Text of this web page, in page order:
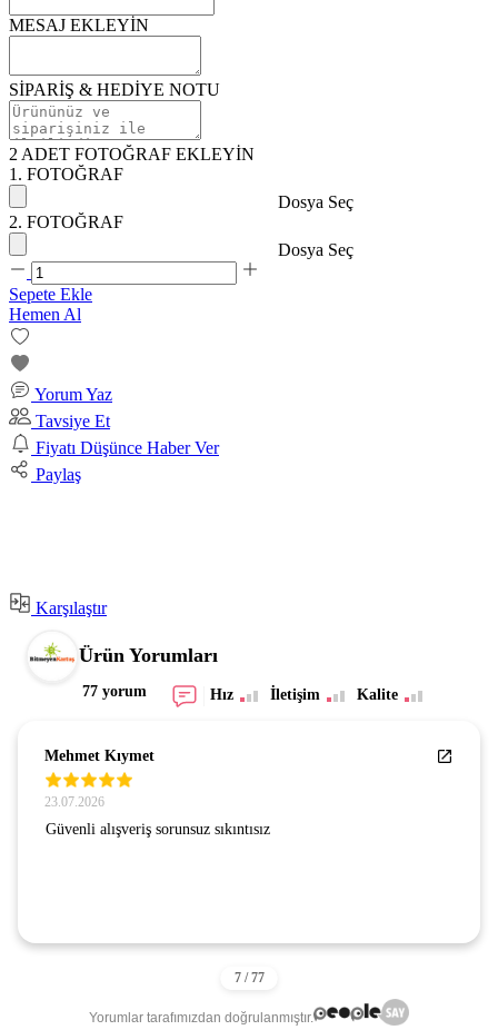
MESAJ EKLEYİN
SİPARİŞ & HEDİYE NOTU
2 ADET FOTOĞRAF EKLEYİN
1. FOTOĞRAF
Dosya Seç
2. FOTOĞRAF
Dosya Seç
Sepete Ekle
Hemen Al
Yorum Yaz
Tavsiye Et
Fiyatı Düşünce Haber Ver
Paylaş
Karşılaştır
Ürün Yorumları
77 yorum Hız İletişim Kalite
Mehmet Kıymet
23.07.2026
Güvenli alışveriş sorunsuz sıkıntısız
Yorumlar tarafımızdan doğrulanmıştır.